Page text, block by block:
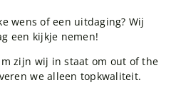
wens of een uitdaging? Wij
een kijkje nemen!
zijn wij in staat om out of the
we alleen topkwaliteit.